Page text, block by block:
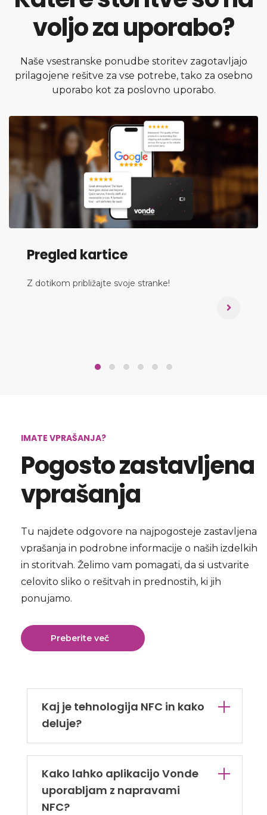
voljo za uporabo?
Naše vsestranske ponudbe storitev zagotavljajo
prilagojene rešitve za vse potrebe, tako za osebno
uporabo kot za poslovno uporabo.
Pregled kartice
Z dotikom približajte svoje stranke!
IMATE VPRAŠANJA?
Pogosto zastavljena
vprašanja
Tu najdete odgovore na najpogosteje zastavljena
vprašanja in podrobne informacije o naših izdelkih
in storitvah. Želimo vam pomagati, da si ustvarite
celovito sliko o rešitvah in prednostih, ki jih
ponujamo.
Preberite več
Kaj je tehnologija NFC in kako
deluje?
Kako lahko aplikacijo Vonde
uporabljam z napravami
NFC?